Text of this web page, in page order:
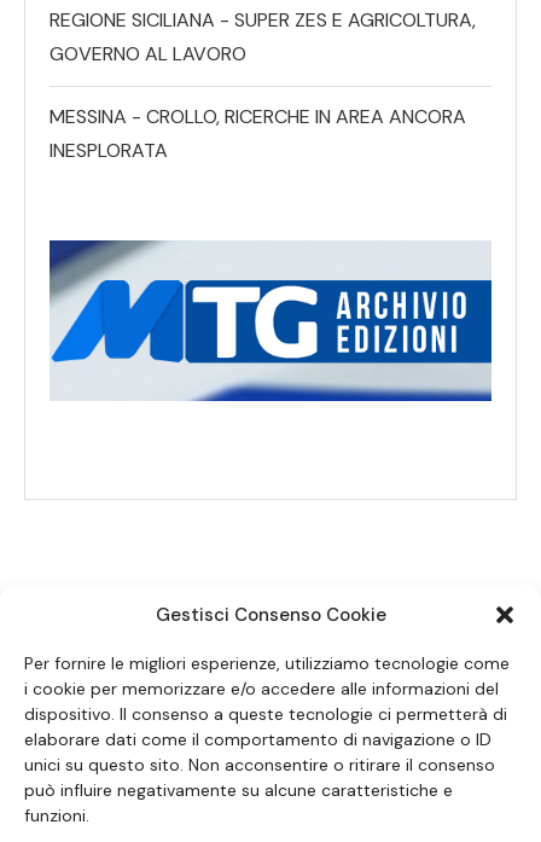
Gestisci Consenso Cookie
Per fornire le migliori esperienze, utilizziamo tecnologie come
i cookie per memorizzare e/o accedere alle informazioni del
dispositivo. Il consenso a queste tecnologie ci permetterà di
elaborare dati come il comportamento di navigazione o ID
unici su questo sito. Non acconsentire o ritirare il consenso
può influire negativamente su alcune caratteristiche e
funzioni.
REGIONE SICILIANA - SUPER ZES E AGRICOLTURA,
GOVERNO AL LAVORO
MESSINA - CROLLO, RICERCHE IN AREA ANCORA
INESPLORATA
SEGUICI SUI SOCIAL